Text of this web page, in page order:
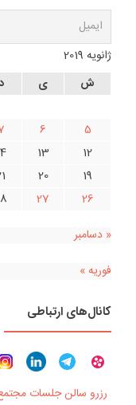
ژانویه 2019
ش
ی
5
6
12
13
19
20
26
27
« دسامبر
فوریه »
کانال‌های ارتباطی
رزرو سالن جلسات